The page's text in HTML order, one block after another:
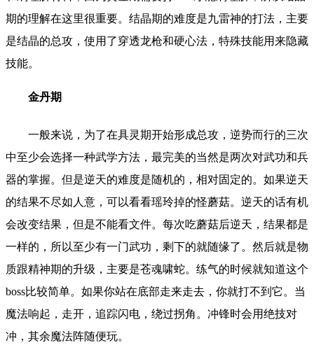
期的理解在这里很重要。结晶期的难度是九雷神的打法，主要
是结晶的总攻，使用了穿透龙枪和硬心法，特殊技能用来隐藏
技能。
金丹期
一般来说，为了在具灵期开始形成总攻，逆势而行的三次
中至少会选择一种武学方法，最完美的当然是两次对武功和兵
器的掌握。但是逆天的难度是随机的，相对固定的。如果逆天
的结果不尽如人意，可以看看瑶玲掉的怪蘑菇。逆天的话有机
会改变结果，但是不能看文件。每次吃蘑菇后逆天，结果都是
一样的，所以至少有一门武功，剩下的就随缘了。然后就是物
质跟精神期的升级，主要是苍魂啸蛇。练气的时候就知道这个
boss比较简单。如果你站在底部走来走去，你就打不到它。当
魔法响起，走开，追踪闪电，绕过拐角。冲锋时会用绝技对
冲，其余魔法阵随便玩。